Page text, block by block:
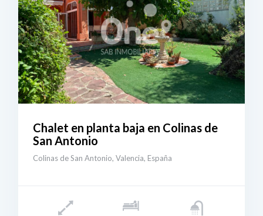
Chalet en planta baja en Colinas de
San Antonio
Colinas de San Antonio, Valencia, España